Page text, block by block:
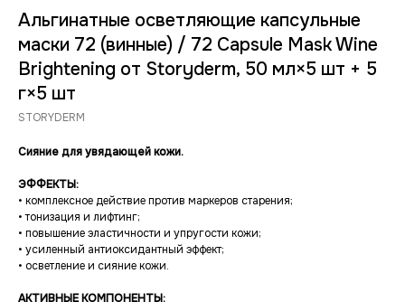
Альгинатные осветляющие капсульные
маски 72 (винные) / 72 Capsule Mask Wine
Brightening от Storyderm, 50 мл×5 шт + 5
г×5 шт
STORYDERM
Сияние для увядающей кожи.
ЭФФЕКТЫ:
• комплексное действие против маркеров старения;
• тонизация и лифтинг;
• повышение эластичности и упругости кожи;
• усиленный антиоксидантный эффект;
• осветление и сияние кожи.
АКТИВНЫЕ КОМПОНЕНТЫ: